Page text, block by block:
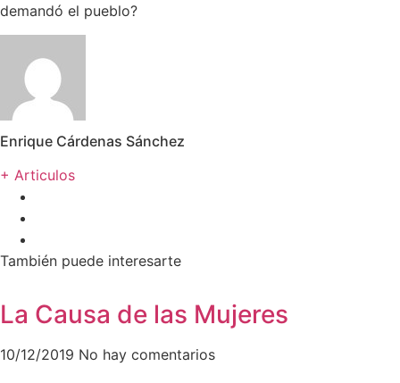
demandó el pueblo?
Enrique Cárdenas Sánchez
+ Articulos
También puede interesarte
La Causa de las Mujeres
10/12/2019 No hay comentarios